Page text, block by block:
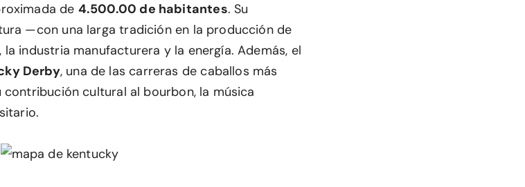
de 4.500.00 de habitantes. Su
—con una larga tradición en la producción de
industria manufacturera y la energía. Además, el
Derby, una de las carreras de caballos más
cultural al bourbon, la música